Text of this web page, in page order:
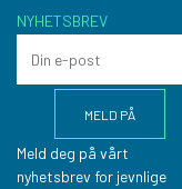
NYHETSBREV
Meld deg på vårt
nyhetsbrev for jevnlige